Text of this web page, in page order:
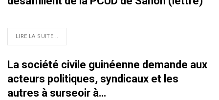
LIRE LA SUITE...
La société civile guinéenne demande aux
acteurs politiques, syndicaux et les
autres à surseoir à…